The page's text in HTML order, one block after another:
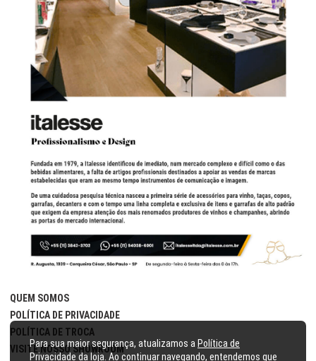
Para sua maior segurança, atualizamos a Política de
Privacidade da loja. Ao continuar navegando, entendemos que
QUEM SOMOS
POLÍTICA DE PRIVACIDADE
POLÍTICA DE TROCA
VISITE NOSSO SHOWROOM